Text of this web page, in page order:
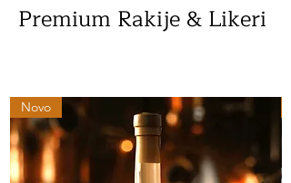
Premium Rakije & Likeri
Novo